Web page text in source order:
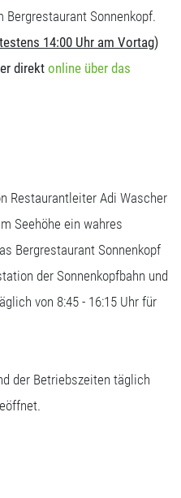
Sonnenkopf.
14:00 Uhr am Vortag)
direktonline über das
Restaurantleiter Adi Wascher
Seehöhe ein wahres
Bergrestaurant Sonnenkopf
der Sonnenkopfbahn und
von 8:45 - 16:15 Uhr für
der Betriebszeiten täglich